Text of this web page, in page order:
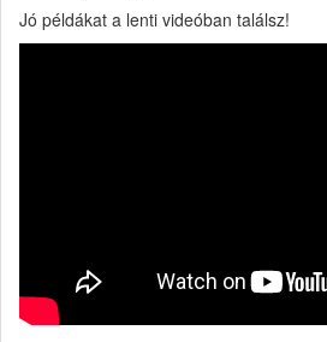
Jó példákat a lenti videóban találsz!